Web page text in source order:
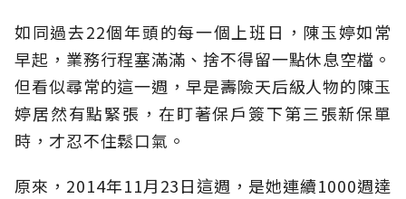
如同過去22個年頭的每一個上班日，陳玉婷如常
早起，業務行程塞滿滿、捨不得留一點休息空檔。
但看似尋常的這一週，早是壽險天后級人物的陳玉
婷居然有點緊張，在盯著保戶簽下第三張新保單
時，才忍不住鬆口氣。
原來，2014年11月23日這週，是她連續1000週達